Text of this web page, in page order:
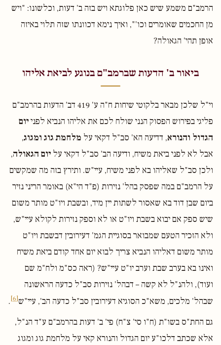
הרמב"ם משמע שיש כאן פלוגתא ויש בזה ב' דעות, וכלשונו: "ויש
מן החכמים שאומרים וכו'", ואיך נימא דכוונתו שזה תלוי באיזה
אופן תהי' הגאולה?
ביאור ב' הדעות שברמב"ם בנוגע לביאת אליהו
וי"ל שלכן מבאר בלקוטי שיחות ח"ה ע' 419 דב' הדעות בהרמב"ם
פליגי בפירוש הפסוק הנני שולח לכם את אליהו הנביא לפנייום
הגדול והנורא, דדיעה הא' סב"ל דקאי על מלחמת גוג ומגוג,
אבל לא לפני ביאת משיח, ודיעה הב' סב"ל דקאי על יום הגאולה,
ולכן סב"ל שאליהו בא לפני משיח, עיי"ש. ותירץ בזה מה שמקשים
על הרמב"ם במה שפסק בהל' נזירות (פ"ד הי"א) באומר הריני נזיר
ביום שבן דוד בא שאסור לשתות יין מיד, ובשבת ויו"ט מותר משום
שיש ספק אם יבוא בשבת ויו"ט או לא וספק נזירות לקולא עיי"ש,
ולא הזכיר הטעם שמבואר בסוגיית הגמ' דעירובין דבשבת ויו"ט
מותר משום דאליהו הנביא צריך לבוא יום אחד קודם ביאת משיח
ואינו בא בערב שבת וערב יו"ט עיי"ש? (ראה כס"מ ולח"מ שם
ועוד), ולהנ"ל לא קשה – דבהל' נזירות סב"ל כדעה הראשונה
שבהל' מלכים, משא"כ הסוגיא דעירובין סב"ל כדעה הב', עיי"ש[6]
.
גם החת"ס בשו"ת (ח"ו סי' צ"ח) פי' ב' דעות בהרמב"ם ע"ד הנ"ל,
אלא שכתב דלכו"ע יום הגדול והנורא קאי על מלחמת גוג ומגוג